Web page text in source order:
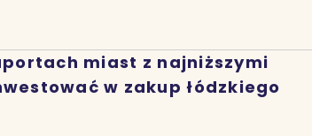
miast z najniższymi
w zakup łódzkiego